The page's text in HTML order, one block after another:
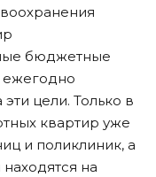
бюджетные
ежегодно
цели. Только в
квартир уже
и поликлиник, а
на